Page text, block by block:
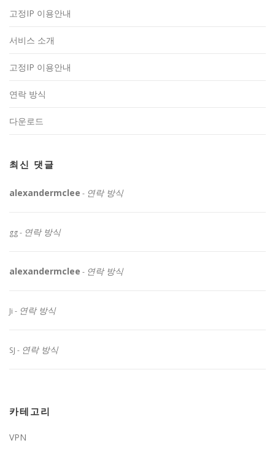
고정IP 이용안내
서비스 소개
고정IP 이용안내
연락 방식
다운로드
최신 댓글
alexandermclee - 연락 방식
gg- 연락 방식
alexandermclee - 연락 방식
Ji - 연락 방식
SJ - 연락 방식
카테고리
VPN